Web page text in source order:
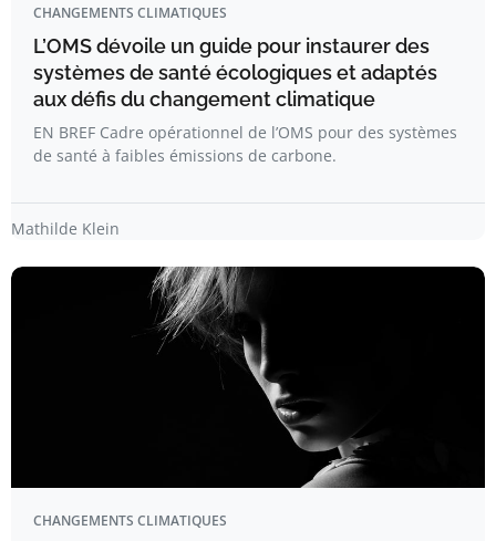
CHANGEMENTS CLIMATIQUES
L’OMS dévoile un guide pour instaurer des
systèmes de santé écologiques et adaptés
aux défis du changement climatique
EN BREF Cadre opérationnel de l’OMS pour des systèmes
de santé à faibles émissions de carbone.
Mathilde Klein
CHANGEMENTS CLIMATIQUES